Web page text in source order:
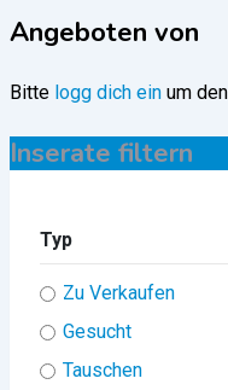
Angeboten von
Bitte logg dich ein um
Inserate filtern
Typ
Zu Verkaufen
Gesucht
Tauschen